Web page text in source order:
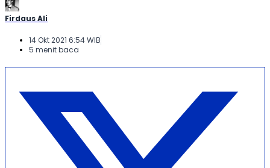
Firdaus Ali
14 Okt 2021 6:54 WIB
5 menit baca